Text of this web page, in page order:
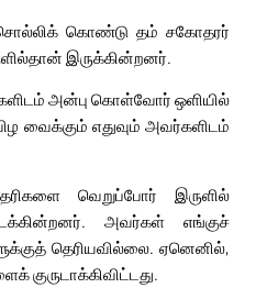
சொல்லிக் கொண்டு தம் சகோதரர்
இருக்கின்றனர்.
அன்பு கொள்வோர் ஒளியில்
வைக்கும் எதுவும் அவர்களிடம்
வெறுப்போர் இருளில்
அவர்கள் எங்குச்
தெரியவில்லை. ஏனெனில்,